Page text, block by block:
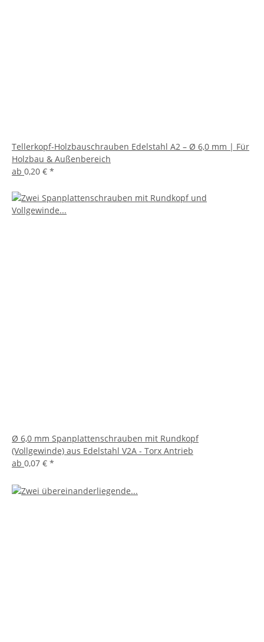
Tellerkopf-Holzbauschrauben Edelstahl A2 – Ø 6,0 mm | Für
Holzbau & Außenbereich
ab 0,20 € *
Ø 6,0 mm Spanplattenschrauben mit Rundkopf
(Vollgewinde) aus Edelstahl V2A - Torx Antrieb
ab 0,07 € *